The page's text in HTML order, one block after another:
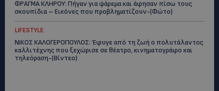
ΦΡΑΓΜΑ ΚΛΗΡΟΥ: Πήγαν για ψάρεμα και άφησαν πίσω τους
σκουπίδια – Εικόνες που προβληματίζουν-(Φώτο)
LIFESTYLE
ΝΙΚΟΣ ΚΑΛΟΓΕΡΟΠΟΥΛΟΣ: Έφυγε από τη ζωή ο πολυτάλαντος
καλλιτέχνης που ξεχώρισε σε θέατρο, κινηματογράφο και
τηλεόραση-(Bίντεο)